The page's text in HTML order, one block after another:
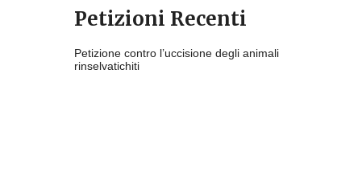
Petizioni Recenti
Petizione contro l’uccisione degli animali
rinselvatichiti